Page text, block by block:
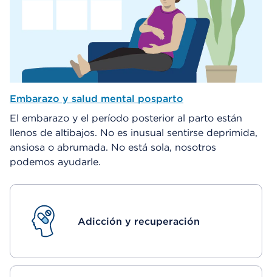
Embarazo y salud mental posparto
El embarazo y el período posterior al parto están
llenos de altibajos. No es inusual sentirse deprimida,
ansiosa o abrumada. No está sola, nosotros
podemos ayudarle.
Adicción y recuperación